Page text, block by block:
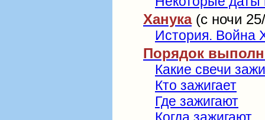
Ханука(с ночи
История. Война
Порядок
Какие свечи
Кто зажигает
Где зажигают